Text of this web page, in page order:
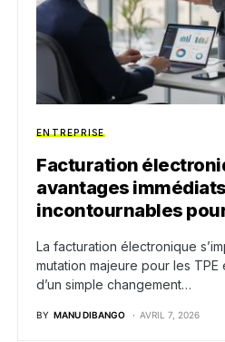
ENTREPRISE
Facturation
avantages immédiats
incontournables pour
La facturation électronique
mutation majeure pour les TPE
d’un simple changement…
BY MANU DIBANGO AVRIL 7, 2026